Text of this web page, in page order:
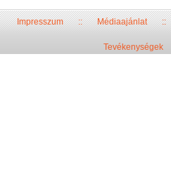
Impresszum::Médiaajánlat
Tevékenységek